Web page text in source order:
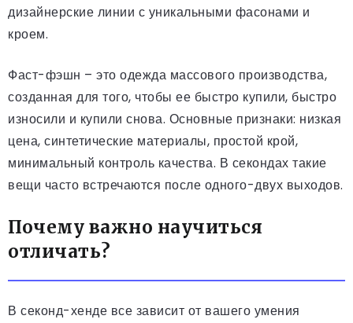
дизайнерские линии с уникальными фасонами и
кроем.
Фаст-фэшн – это одежда массового производства,
созданная для того, чтобы ее быстро купили, быстро
износили и купили снова. Основные признаки: низкая
цена, синтетические материалы, простой крой,
минимальный контроль качества. В секондах такие
вещи часто встречаются после одного-двух выходов.
Почему важно научиться
отличать?
В секонд-хенде все зависит от вашего умения